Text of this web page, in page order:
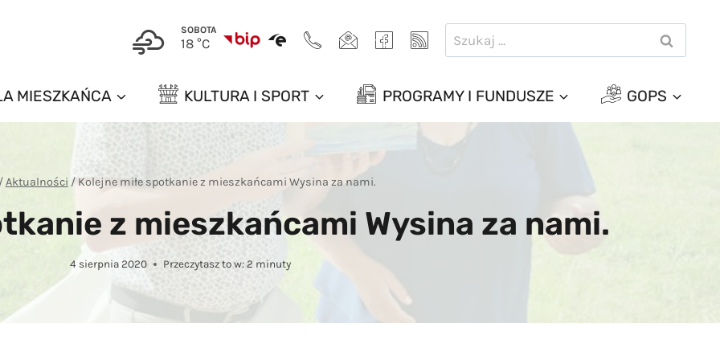
SOBOTA
18 °C
Szukaj:
MIESZKAŃCA KULTURA I SPORT PROGRAMY I FUNDUSZE GOPS
/Aktualności / Kolejne miłe spotkanie z mieszkańcami Wysina za nami.
z mieszkańcami Wysina za nami.
4 sierpnia 2020 Przeczytasz to w:2 minuty